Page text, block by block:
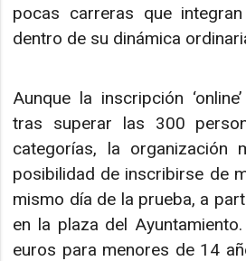
pocas carreras que
dentro de su dinámica
Aunque la inscripción
tras superar las 300
categorías, la organización
posibilidad de inscribirse de
mismo día de la prueba, a
en la plaza del
euros para menores de 14